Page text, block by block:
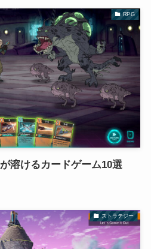
RPG
溶けるカードゲーム10選
ストラテジー